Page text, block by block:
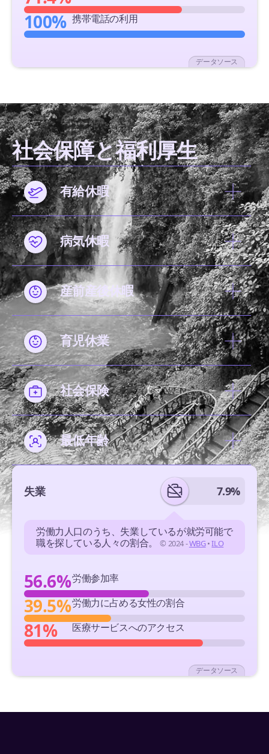
100% 携帯電話の利用
データソース
社会保障と福利厚生
有給休暇
病気休暇
産前産後休暇
育児休業
社会保険
最低年齢
失業 7.9%
労働力人口のうち、失業しているが就労可能で
職を探している人々の割合。© 2024 -WBG•ILO
56.6%労働参加率
39.5%労働力に占める女性の割合
81% 医療サービスへのアクセス
データソース